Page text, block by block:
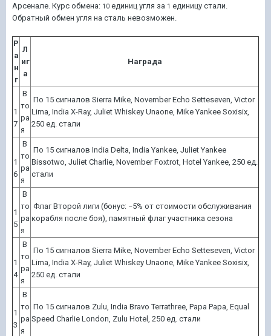
Арсенале. Курс обмена: 10 единиц угля за 1 единицу стали.
Обратный обмен угля на сталь невозможен.
Р
а
н
г
Л
иг
а
Награда
1
7
В
то
ра
я
По 15 сигналов Sierra Mike, November Echo Setteseven, Victor
Lima, India X-Ray, Juliet Whiskey Unaone, Mike Yankee Soxisix,
250 ед. стали
1
6
В
то
ра
я
По 15 сигналов India Delta, India Yankee, Juliet Yankee
Bissotwo, Juliet Charlie, November Foxtrot, Hotel Yankee, 250 ед.
стали
1
5
В
то
ра
я
Флаг Второй лиги (бонус: −5% от стоимости обслуживания
корабля после боя), памятный флаг участника сезона
1
4
В
то
ра
я
По 15 сигналов Sierra Mike, November Echo Setteseven, Victor
Lima, India X-Ray, Juliet Whiskey Unaone, Mike Yankee Soxisix,
250 ед. стали
1
3
В
то
ра
я
По 15 сигналов Zulu, India Bravo Terrathree, Papa Papa, Equal
Speed Charlie London, Zulu Hotel, 250 ед. стали